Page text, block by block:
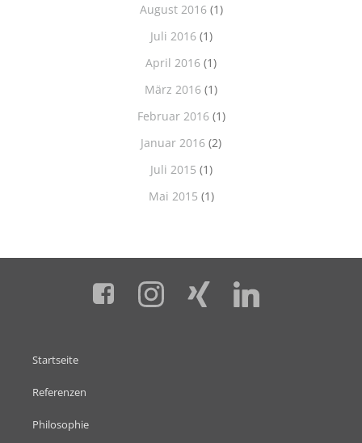
August 2016(1)
Juli 2016(1)
April 2016 (1)
März 2016 (1)
Februar 2016(1)
Januar 2016 (2)
Juli 2015 (1)
Mai 2015 (1)
Startseite
Referenzen
Philosophie